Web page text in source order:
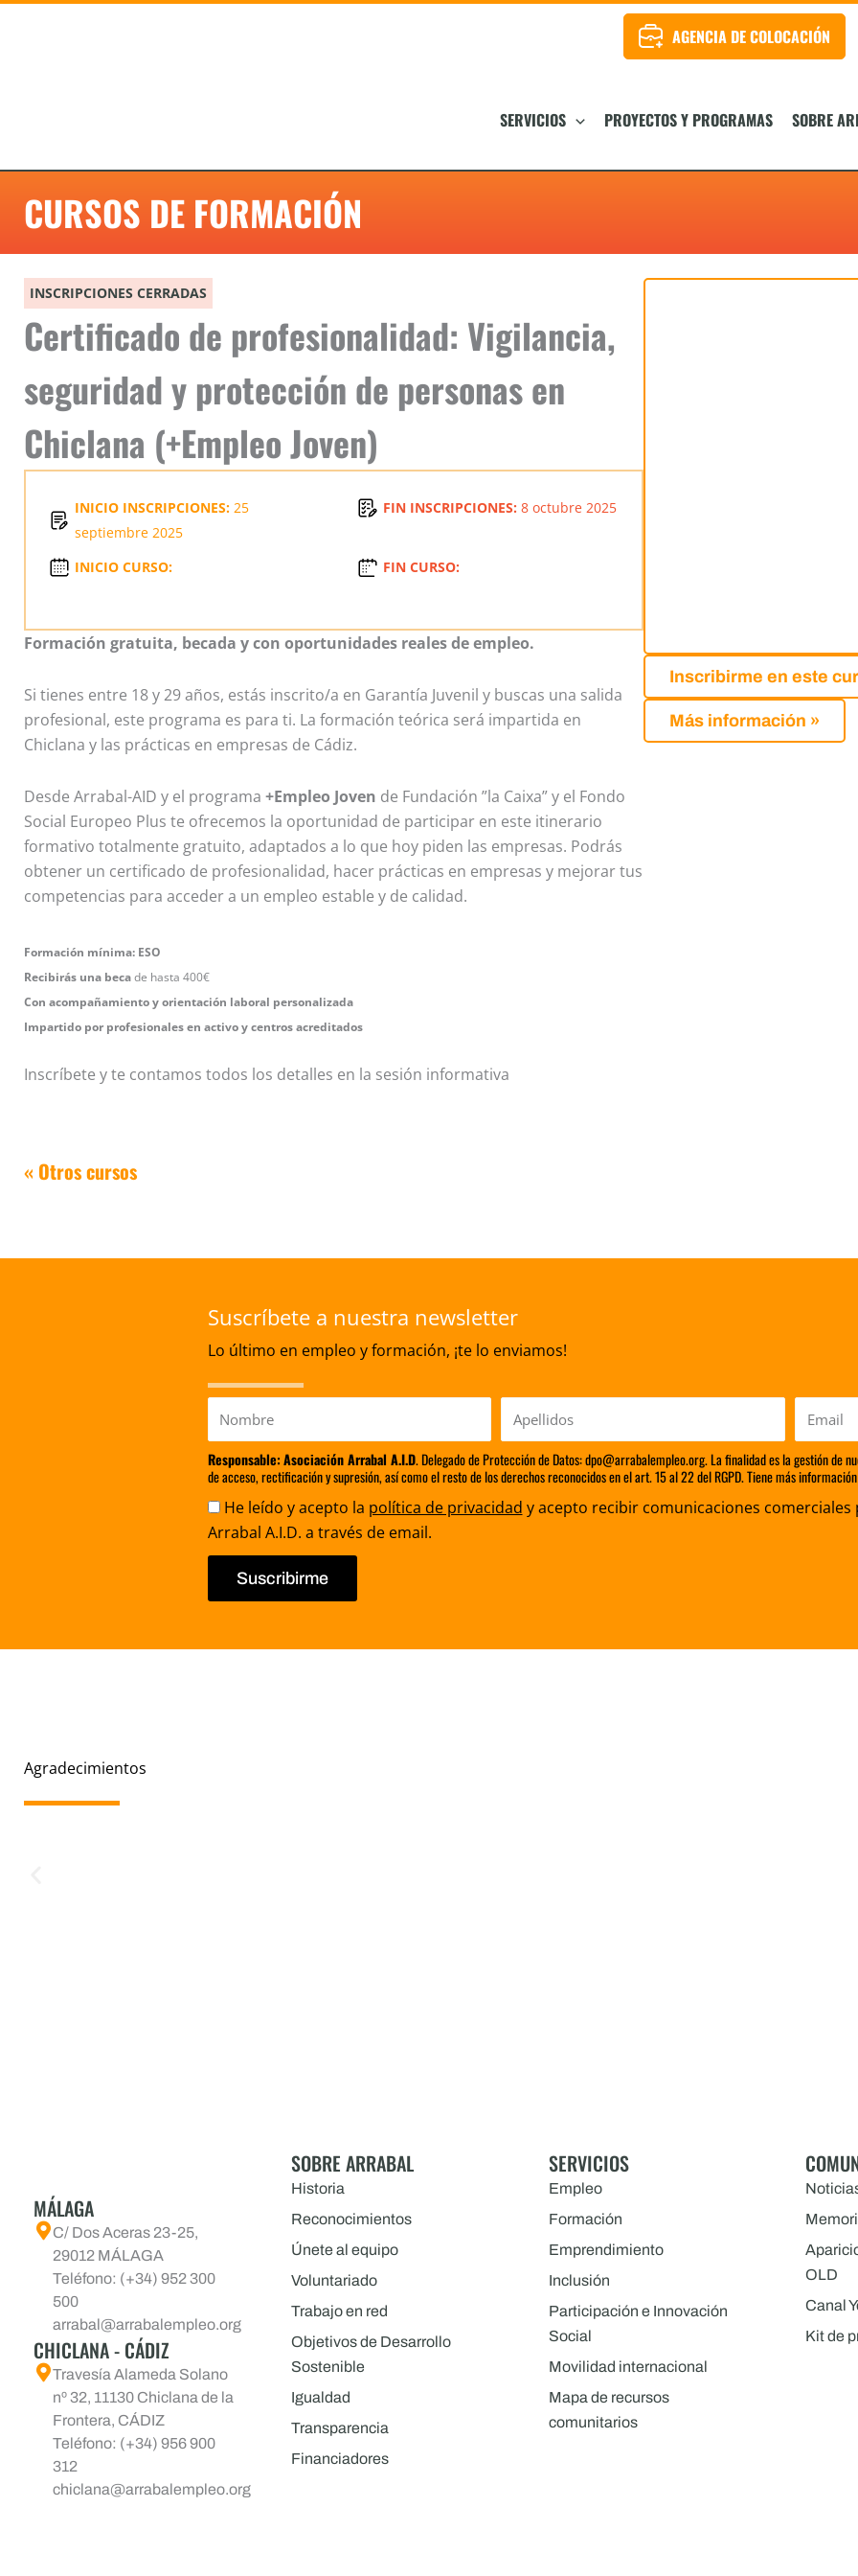
AGENCIA DE COLOCACIÓN
SERVICIOS PROYECTOS Y PROGRAMAS SOBRE
CURSOS DE FORMACIÓN
INSCRIPCIONES CERRADAS
Certificado de profesionalidad: Vigilancia,
seguridad y protección de personas en
Chiclana (+Empleo Joven)
INICIO INSCRIPCIONES: 25
septiembre 2025
FIN INSCRIPCIONES: 8 octubre 2025
INICIO CURSO: FIN CURSO:
Formación gratuita, becada y con oportunidades reales de empleo.
Si tienes entre 18 y 29 años, estás inscrito/a en Garantía Juvenil y buscas una salida
profesional, este programa es para ti. La formación teórica será impartida en
Chiclana y las prácticas en empresas de Cádiz.
Desde Arrabal-AID y el programa +Empleo Joven de Fundación ”la Caixa” y el Fondo
Social Europeo Plus te ofrecemos la oportunidad de participar en este itinerario
formativo totalmente gratuito, adaptados a lo que hoy piden las empresas. Podrás
obtener un certificado de profesionalidad, hacer prácticas en empresas y mejorar tus
competencias para acceder a un empleo estable y de calidad.
Formación mínima: ESO
Recibirás una becade hasta 400€
Con acompañamiento y orientación laboral personalizada
Impartido por profesionales en activo y centros acreditados
Inscríbete y te contamos todos los detalles en la sesión informativa
Inscribirme en este
Más información »
« Otros cursos
Suscríbete a nuestra newsletter
Lo último en empleo y formación, ¡te lo enviamos!
Nombre Apellidos
Responsable:Asociación Arrabal A.I.D. Delegado de Protección de Datos: dpo@arrabalempleo.org. La finalidad es la gestión de
de acceso, rectificación y supresión, así como el resto de los derechos reconocidos en el art. 15 al 22 del RGPD. Tiene más
Aceptación
He leído y acepto la política de privacidad y acepto recibir comunicaciones comerciales
Arrabal A.I.D. a través de email.
Suscribirme
Agradecimientos
MÁLAGA
C/ Dos Aceras 23-25,
29012 MÁLAGA
Teléfono: (+34) 952 300
500
arrabal@arrabalempleo.org
CHICLANA - CÁDIZ
Travesía Alameda Solano
nº 32, 11130 Chiclana de la
Frontera, CÁDIZ
Teléfono: (+34) 956 900
312
chiclana@arrabalempleo.org
SOBRE ARRABAL
Historia
Reconocimientos
Únete al equipo
Voluntariado
Trabajo en red
Objetivos de Desarrollo
Sostenible
Igualdad
Transparencia
Financiadores
SERVICIOS
Empleo
Formación
Emprendimiento
Inclusión
Participación e Innovación
Social
Movilidad internacional
Mapa de recursos
comunitarios
OLD
Canal
Kit de